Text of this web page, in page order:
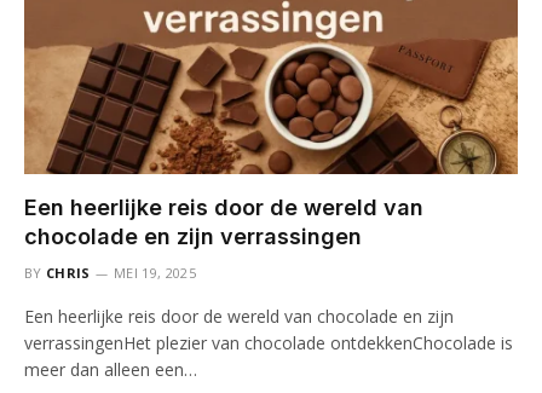
Een heerlijke reis door de wereld van
chocolade en zijn verrassingen
BY CHRIS MEI 19, 2025
Een heerlijke reis door de wereld van chocolade en zijn
verrassingenHet plezier van chocolade ontdekkenChocolade is
meer dan alleen een…